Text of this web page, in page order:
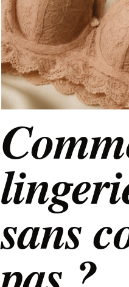
sans